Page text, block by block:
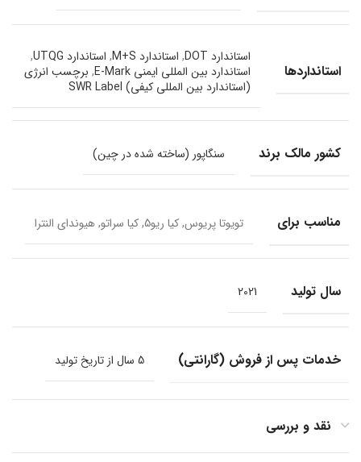
استانداردها
استاندارد DOT , استاندارد M+S , استاندارد UTQG
,
استاندارد بین المللی ایمنی E-Mark
, برچسب انرژی
(استاندارد بین المللی کیفی) SWR Label
کشور مالک برند سنگاپور (ساخته شده در چین)
مناسب برای تویوتا پریوس, کیا ریو5, کیا سراتو, هیوندای النترا
سال تولید 2021
خدمات پس از فروش (گارانتی) 5 سال از تاریخ تولید
نقد و بررسی